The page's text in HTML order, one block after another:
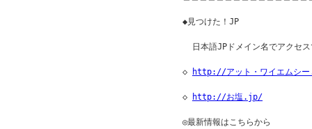
◆見つけた！JP
日本語JPドメイン名でアクセ
◇ http://アット・ワイエムシ
◇ http://お塩.jp/
◎最新情報はこちらから